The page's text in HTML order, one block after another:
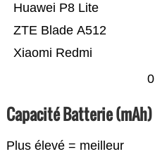
Xiaomi Redmi
ZTE Blade A512
Huawei P8 Lite
0
Capacité Batterie (mAh)
Plus élevé = meilleur